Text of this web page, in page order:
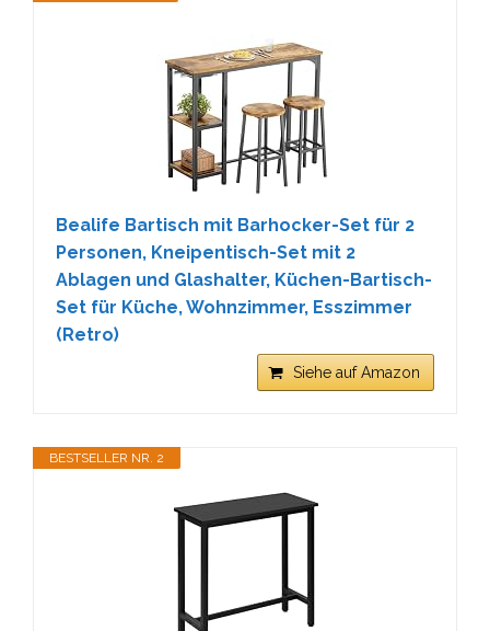
Bealife Bartisch mit Barhocker-Set für 2
Personen, Kneipentisch-Set mit 2
Ablagen und Glashalter, Küchen-Bartisch-
Set für Küche, Wohnzimmer, Esszimmer
(Retro)
Siehe auf Amazon
BESTSELLER NR. 2